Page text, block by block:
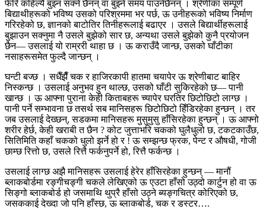
फेरि कहिल्यै बुझ्न सक्ने छैनन् वा बुझ्ने समय पाउनेछैनन् । श्रेणीका सम्पूर्ण
बिद्याथीहरूको भविष्य उसको परिश्रममा भर पर्छ, ऊ उनीहरूको भविष्य निर्माण
गरिरहेको छ, ज्ञानको बाटोतिर तिनीहरूलाई बढाएर । उसले बिद्यार्थीहरूलाई
बुझाउन सक्नुमा नै उसले बुझेको सार छ, अन्यथा उसले बुझेको कुनै प्रयोजन
छैन— उसलाई यो राम्ररी थाहा छ । ऊ कराउँदै जान्छ, उसको घाँटीका
नसाहरूसमेत फुल्दै जान्छन् ।
घन्टी बज्छ । सधैँझैँ चक र हाजिरकापी हातमा चयापेर ऊ श्रेणीबाट बाहिर
निस्कन्छ । उसलाई अनुभव हुन थाल्छ, उसको घाँटी सुकिरहेको छ— पानी
खान्छ । ऊ आफ्ना पुराना केही किताबहरू च्यापेर घरतिर छिटोछिटो लाग्छ ।
पानी पर्ने सम्भावना छ तसर्थ सब मानिसहरू छिटोछिटो हिँडिरहेका हुन्छन् । तर
जब उसलाई देख्छन्, सडकमा मानिसहरू मुसुमुसु हाँसिरहेका हुन्छन् । ऊ आफ्नो
शरीर हेर्छ, केही खराबी त छैन ? कोट जुत्ताभरि चकको घुलैधुलो छ, टकटकाउँछ,
सितिमिति कहाँ चकको धुलो झर्ने हो र ! ऊ सम्झन्छ फ्रक, पेन्ट र औषधी, गोजी
छाम्छ रित्तो छ, उसले रित्तै फर्कनुपर्ने हो, रित्तै फर्कन्छ ।
उसलाई लाग्छ अझै मानिसहरू उसलाई हेरेर हाँसिरहेका हुन्छन् — मानौं
ब्लाकबोर्डमा रङ्गीचङ्गी चकले लेखिएको ऊ एउटा हाँसो उठ्दो कार्टुन हो वा ऊ
सिङ्गो ब्लाकबोर्ड हो जसमाथि थुप्रै हाँसो उठ्ने ब्यङ्गचित्र कोरिएको छ,
जसककाई देख्दा जो पनि हाँस्छ, ऊ ब्लाकबोर्ड, चक र डस्टर….